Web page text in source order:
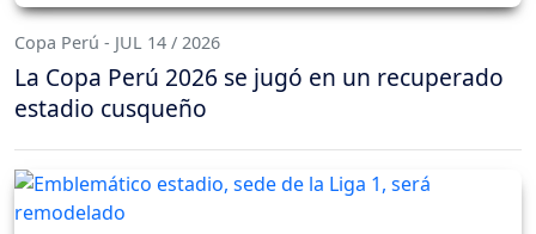
Copa Perú - JUL 14 / 2026
La Copa Perú 2026 se jugó en un recuperado
estadio cusqueño